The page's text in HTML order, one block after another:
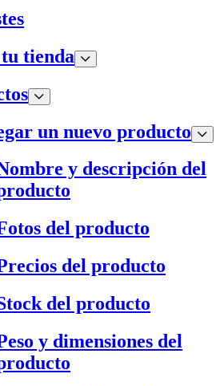
tienda
un nuevo producto
y descripción del
del producto
del producto
del producto
y dimensiones del